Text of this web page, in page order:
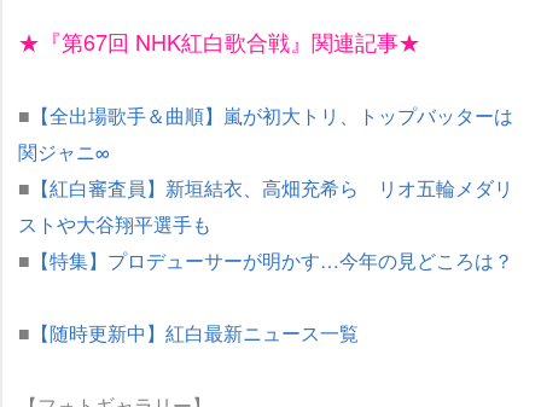
★『第67回 NHK紅白歌合戦』関連記事★
■ 【全出場歌手＆曲順】嵐が初大トリ、トップバッターは
関ジャニ∞
■ 【紅白審査員】新垣結衣、高畑充希ら リオ五輪メダリ
ストや大谷翔平選手も
■ 【特集】プロデューサーが明かす…今年の見どころは？
■ 【随時更新中】紅白最新ニュース一覧